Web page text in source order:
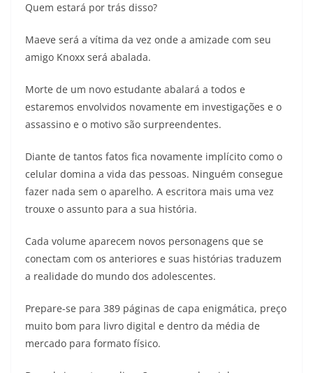
Quem estará por trás disso?
Maeve será a vítima da vez onde a amizade com seu
amigo Knoxx será abalada.
Morte de um novo estudante abalará a todos e
estaremos envolvidos novamente em investigações e o
assassino e o motivo são surpreendentes.
Diante de tantos fatos fica novamente implícito como o
celular domina a vida das pessoas. Ninguém consegue
fazer nada sem o aparelho. A escritora mais uma vez
trouxe o assunto para a sua história.
Cada volume aparecem novos personagens que se
conectam com os anteriores e suas histórias traduzem
a realidade do mundo dos adolescentes.
Prepare-se para 389 páginas de capa enigmática, preço
muito bom para livro digital e dentro da média de
mercado para formato físico.